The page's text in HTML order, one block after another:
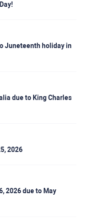
Juneteenth holiday in
due to King Charles
2026
2026 due to May